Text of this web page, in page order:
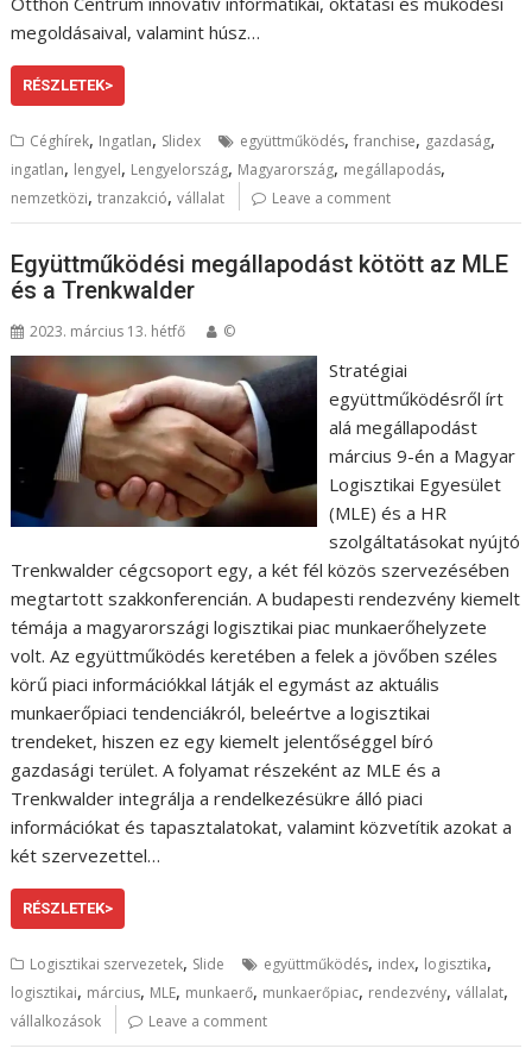
megoldásaival, valamint húsz…
RÉSZLETEK>
Céghírek, Ingatlan, Slidex együttműködés,franchise, gazdaság,
ingatlan, lengyel, Lengyelország, Magyarország, megállapodás,
nemzetközi,tranzakció,vállalat Leave a comment
Együttműködési megállapodást kötött az MLE
és a Trenkwalder
2023. március 13. hétfő ©
Stratégiai
együttműködésről írt
alá megállapodást
március 9-én a Magyar
Logisztikai Egyesület
(MLE) és a HR
szolgáltatásokat nyújtó
Trenkwalder cégcsoport egy, a két fél közös szervezésében
megtartott szakkonferencián. A budapesti rendezvény kiemelt
témája a magyarországi logisztikai piac munkaerőhelyzete
volt. Az együttműködés keretében a felek a jövőben széles
körű piaci információkkal látják el egymást az aktuális
munkaerőpiaci tendenciákról, beleértve a logisztikai
trendeket, hiszen ez egy kiemelt jelentőséggel bíró
gazdasági terület. A folyamat részeként az MLE és a
Trenkwalder integrálja a rendelkezésükre álló piaci
információkat és tapasztalatokat, valamint közvetítik azokat a
két szervezettel…
RÉSZLETEK>
Logisztikai szervezetek, Slide együttműködés, index, logisztika,
logisztikai, március, MLE, munkaerő, munkaerőpiac, rendezvény,vállalat,
vállalkozások Leave a comment